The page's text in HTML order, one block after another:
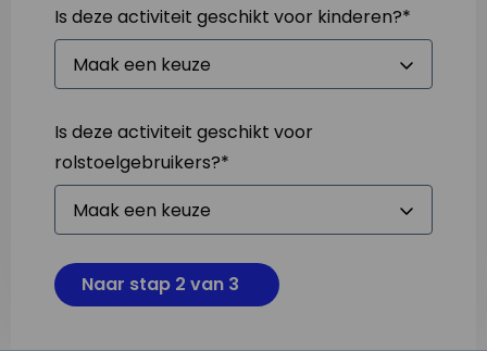
Is deze activiteit geschikt voor kinderen?*
Is deze activiteit geschikt voor
rolstoelgebruikers?*